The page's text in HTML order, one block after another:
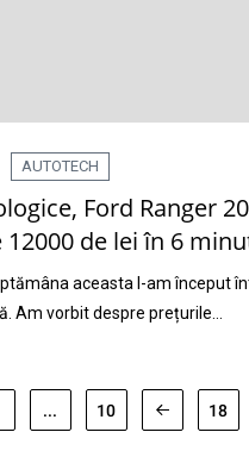
AUTOTECH
Ford Ranger
12000 de lei în 6
aceasta l-am început
Am vorbit despre prețurile…
... 10 18